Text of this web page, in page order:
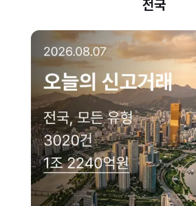
네이버 지도 연결
현재 네이버 지도 연결이 원활하지 않아 지
이용에 불편을 드려 죄송합
다시 시도